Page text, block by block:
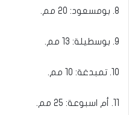
8. بومسعود: 20 مم.
9. بوسطيلة: 13 مم.
10. تمبدغة: 10 مم.
11. أم اسبوعة: 25 مم.